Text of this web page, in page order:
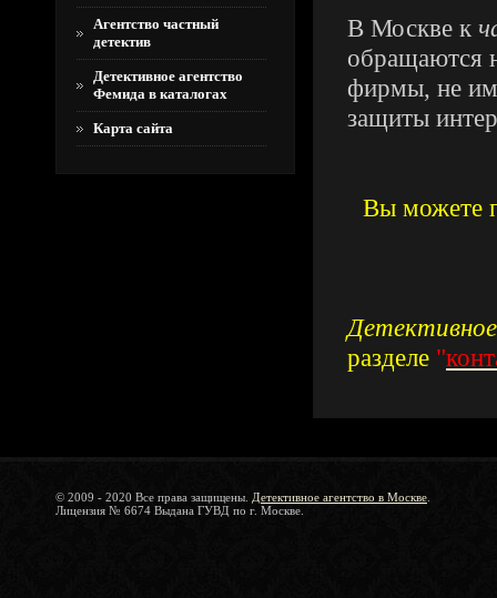
Агентство частный
детектив
Детективное агентство
Фемида в каталогах
Карта сайта
В Москве к
обращаются
фирмы, не
защиты
Вы можете
разделе "
© 2009 - 2020 Все права защищены. Детективное агентство в Москве
Лицензия № 6674 Выдана ГУВД по г. Москве.